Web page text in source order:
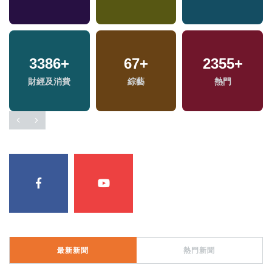
91+
海峽論壇專區
471+
兩岸
119+
評論
最新新聞 熱門新聞